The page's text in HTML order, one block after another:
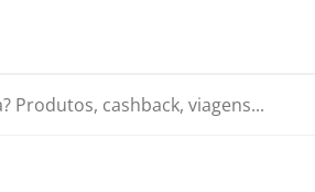
cashback, viagens...